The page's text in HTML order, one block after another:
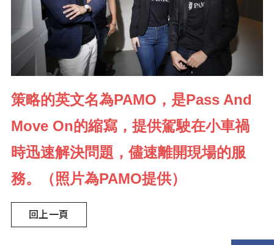
策略的英文名為PAMO，是Pass And
Move On的縮寫，提供駕駛在小車禍
時迅速解決問題，儘速離開現場的服
務。（照片為PAMO提供）
回上一頁